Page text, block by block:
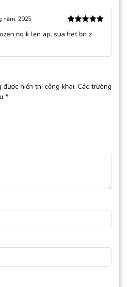
hạng5 5
năm, 2025
no k len ap, sua het bn z
được hiển thị công khai. Các trường
*